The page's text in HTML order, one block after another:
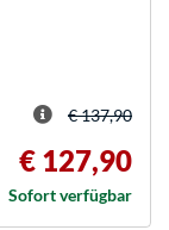
€ 137,90
€ 127,90
Sofort verfügbar